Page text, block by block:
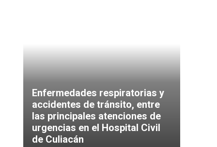
Enfermedades respiratorias y
accidentes de tránsito, entre
las principales atenciones de
urgencias en el Hospital Civil
de Culiacán